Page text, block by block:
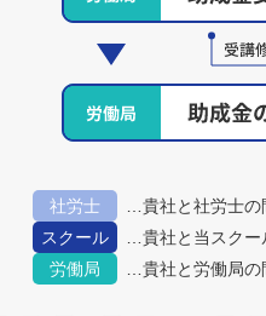
社労士
貴社と社労士の
スクール
貴社と当スクー
労働局
貴社と労働局の